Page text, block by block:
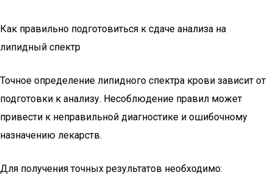
Как правильно подготовиться к сдаче анализа на
липидный спектр
Точное определение липидного спектра крови зависит от
подготовки к анализу. Несоблюдение правил может
привести к неправильной диагностике и ошибочному
назначению лекарств.
Для получения точных результатов необходимо: